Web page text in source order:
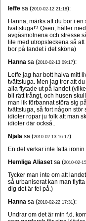
leffe sa (2010-02-12 21:18):
Hanna, märks att du bor i
tvättstuga!? Qsen, håller
avgåsmolnena och stresse
lite med utropsteckena så
bor på landet i det sköna)
Hanna sa (2010-02-13 09:17):
Leffe jag har bott halva mitt
tvättstuga. Men jag tror att
alla flytade ut på landet
bli rätt trångt, och husen
man lik förbannat störa sig
tvättstuga, så fort någon
idioter ropar ju folk att man
idioter där också..
Njala sa (2010-02-13 16:17):
En del verkar inte fatta
Hemliga Aliaset sa (2010-02-
Tycker man inte om att
så urbaniserat kan man
dig det är fel på.)
Hanna sa (2010-02-22 17:31):
Undrar om det är min f.d.